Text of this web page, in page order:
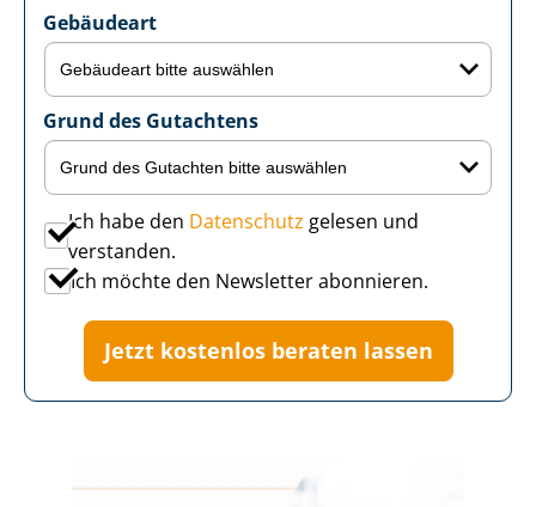
Gebäudeart
Grund des Gutachtens
Ich habe den Datenschutz gelesen und
verstanden.
Ich möchte den Newsletter abonnieren.
Jetzt kostenlos beraten lassen